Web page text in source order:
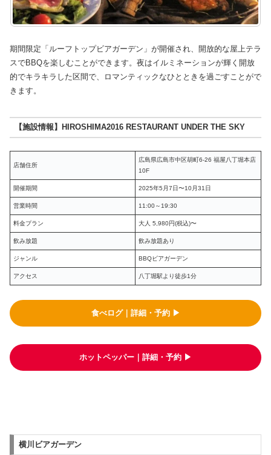
期間限定「ルーフトップビアガーデン」が開催され、開放的な屋上テラ
スでBBQを楽しむことができます。夜はイルミネーションが輝く開放
的でキラキラした区間で、ロマンティックなひとときを過ごすことがで
きます。
【施設情報】HIROSHIMA2016 RESTAURANT UNDER THE SKY
店舗住所
広島県広島市中区胡町6-26 福屋八丁堀本店
10F
開催期間 2025年5月7日〜10月31日
営業時間 11:00～19:30
料金プラン 大人 5,980円(税込)〜
飲み放題 飲み放題あり
ジャンル BBQビアガーデン
アクセス 八丁堀駅より徒歩1分
食べログ｜詳細・予約 ▶︎
ホットペッパー｜詳細・予約 ▶︎
横川ビアガーデン